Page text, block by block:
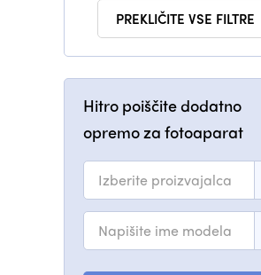
PREKLIČITE VSE FILTRE
Hitro poiščite dodatno
opremo za fotoaparat
Izberite proizvajalca
Napišite ime modela